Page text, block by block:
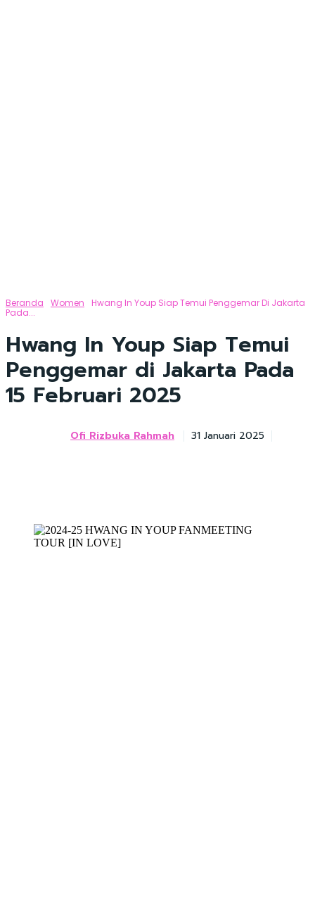
Beranda Women
Hwang In Youp Siap Temui Penggemar Di Jakarta
Pada...
Hwang In Youp Siap Temui
Penggemar di Jakarta Pada
15 Februari 2025
Ofi Rizbuka Rahmah 31 Januari 2025